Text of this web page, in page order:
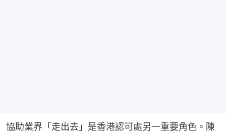
協助業界「走出去」是香港認可處另一重要角色。陳